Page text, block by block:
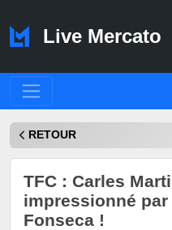
Live Mercato
RETOUR
TFC : Carles
impressionné par
Fonseca !